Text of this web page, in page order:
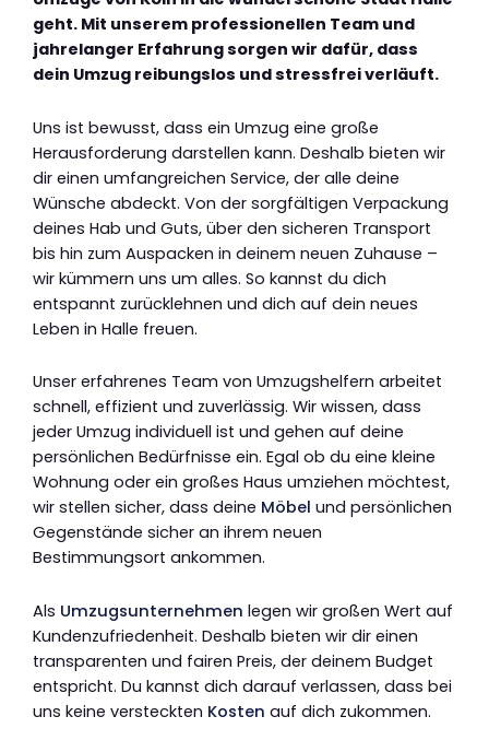
geht. Mit unserem professionellen Team und
jahrelanger Erfahrung sorgen wir dafür, dass
dein Umzug reibungslos und stressfrei verläuft.
Uns ist bewusst, dass ein Umzug eine große
Herausforderung darstellen kann. Deshalb bieten wir
dir einen umfangreichen Service, der alle deine
Wünsche abdeckt. Von der sorgfältigen Verpackung
deines Hab und Guts, über den sicheren Transport
bis hin zum Auspacken in deinem neuen Zuhause –
wir kümmern uns um alles. So kannst du dich
entspannt zurücklehnen und dich auf dein neues
Leben in Halle freuen.
Unser erfahrenes Team von Umzugshelfern arbeitet
schnell, effizient und zuverlässig. Wir wissen, dass
jeder Umzug individuell ist und gehen auf deine
persönlichen Bedürfnisse ein. Egal ob du eine kleine
Wohnung oder ein großes Haus umziehen möchtest,
wir stellen sicher, dass deine Möbel und persönlichen
Gegenstände sicher an ihrem neuen
Bestimmungsort ankommen.
Als Umzugsunternehmen legen wir großen Wert auf
Kundenzufriedenheit. Deshalb bieten wir dir einen
transparenten und fairen Preis, der deinem Budget
entspricht. Du kannst dich darauf verlassen, dass bei
uns keine versteckten Kosten auf dich zukommen.